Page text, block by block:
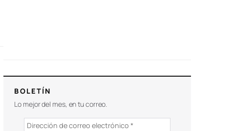
BOLETÍN
Lo mejor del mes, en tu correo.